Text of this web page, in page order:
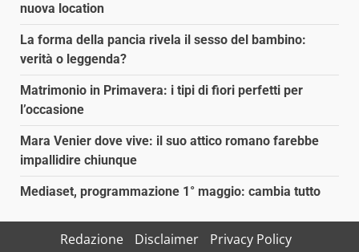
nuova location
La forma della pancia rivela il sesso del bambino:
verità o leggenda?
Matrimonio in Primavera: i tipi di fiori perfetti per
l’occasione
Mara Venier dove vive: il suo attico romano farebbe
impallidire chiunque
Mediaset, programmazione 1° maggio: cambia tutto
Redazione Disclaimer Privacy Policy